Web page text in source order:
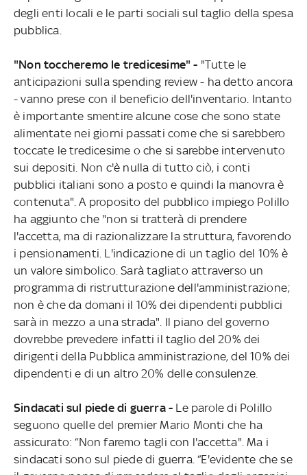
degli enti locali e le parti sociali sul taglio della spesa
pubblica.
"Non toccheremo le tredicesime" - "Tutte le
anticipazioni sulla spending review - ha detto ancora
- vanno prese con il beneficio dell'inventario. Intanto
è importante smentire alcune cose che sono state
alimentate nei giorni passati come che si sarebbero
toccate le tredicesime o che si sarebbe intervenuto
sui depositi. Non c'è nulla di tutto ciò, i conti
pubblici italiani sono a posto e quindi la manovra è
contenuta". A proposito del pubblico impiego Polillo
ha aggiunto che "non si tratterà di prendere
l'accetta, ma di razionalizzare la struttura, favorendo
i pensionamenti. L'indicazione di un taglio del 10% è
un valore simbolico. Sarà tagliato attraverso un
programma di ristrutturazione dell'amministrazione;
non è che da domani il 10% dei dipendenti pubblici
sarà in mezzo a una strada". Il piano del governo
dovrebbe prevedere infatti il taglio del 20% dei
dirigenti della Pubblica amministrazione, del 10% dei
dipendenti e di un altro 20% delle consulenze.
Sindacati sul piede di guerra - Le parole di Polillo
seguono quelle del premier Mario Monti che ha
assicurato: “Non faremo tagli con l'accetta". Ma i
sindacati sono sul piede di guerra. “E'evidente che se